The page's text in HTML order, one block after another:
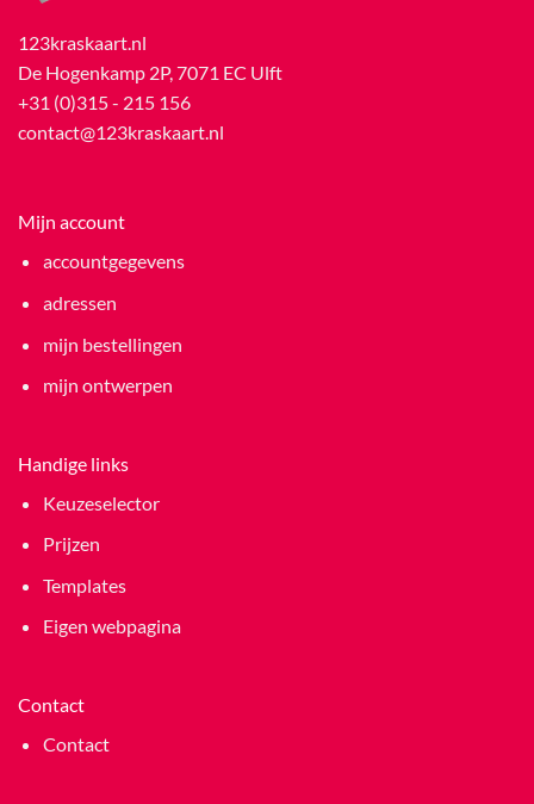
123kraskaart.nl
De Hogenkamp 2P, 7071 EC Ulft
+31 (0)315 - 215 156
contact@123kraskaart.nl
Mijn account
accountgegevens
adressen
mijn bestellingen
mijn ontwerpen
Handige links
Keuzeselector
Prijzen
Templates
Eigen webpagina
Contact
Contact